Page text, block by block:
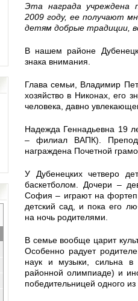
Эта награда учреждена
2009 году, ее получают
детям добрые традиции,
В нашем районе
знака внимания.
Глава семьи, Владимир
хозяйство в Никонах, его
человека, давно
Надежда Геннадьевна 19
– филиал ВАПК).
награждена Почетной
У Дубенецких четверо
баскетболом. Дочери –
София – играют на
детский сад, и пока его
на ночь родителями.
В семье вообще царит
Особенно радует
наук и музыки, сильна
районной олимпиаде) и
победительницей одного